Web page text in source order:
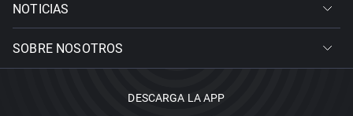
NOTICIAS
SOBRE NOSOTROS
DESCARGA LA APP